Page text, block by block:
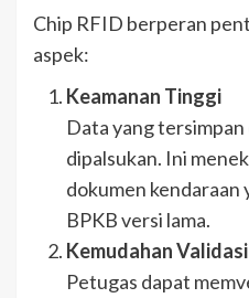
Chip RFID berperan
aspek:
Keamanan Tinggi
Data yang
dipalsukan. Ini
dokumen kendaraan
BPKB versi lama.
Kemudahan Validasi
Petugas dapat